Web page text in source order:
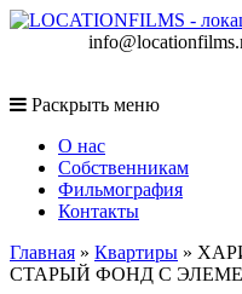
Раскрыть меню
O нас
Собственникам
Фильмография
Контакты
Главная » Квартиры »
СТАРЫЙ ФОНД С